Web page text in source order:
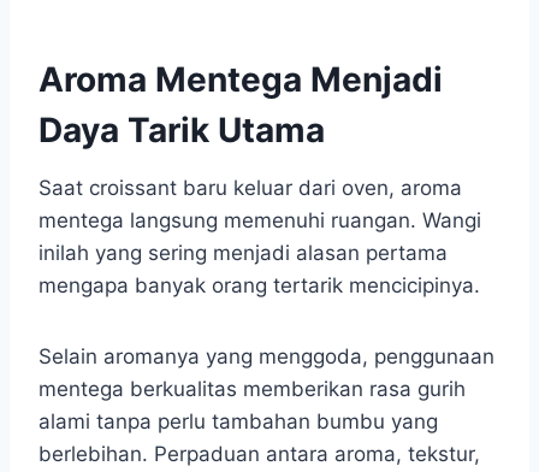
Aroma Mentega Menjadi
Daya Tarik Utama
Saat croissant baru keluar dari oven, aroma
mentega langsung memenuhi ruangan. Wangi
inilah yang sering menjadi alasan pertama
mengapa banyak orang tertarik mencicipinya.
Selain aromanya yang menggoda, penggunaan
mentega berkualitas memberikan rasa gurih
alami tanpa perlu tambahan bumbu yang
berlebihan. Perpaduan antara aroma, tekstur,